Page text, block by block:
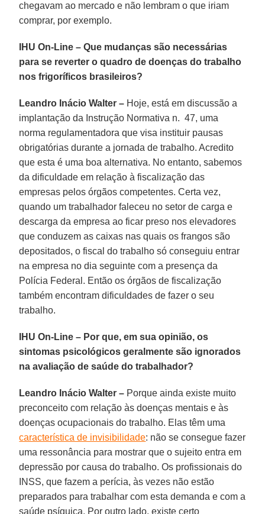
chegavam ao mercado e não lembram o que iriam
comprar, por exemplo.
IHU On-Line – Que mudanças são necessárias
para se reverter o quadro de doenças do trabalho
nos frigoríficos brasileiros?
Leandro Inácio Walter – Hoje, está em discussão a
implantação da Instrução Normativa n. 47, uma
norma regulamentadora que visa instituir pausas
obrigatórias durante a jornada de trabalho. Acredito
que esta é uma boa alternativa. No entanto, sabemos
da dificuldade em relação à fiscalização das
empresas pelos órgãos competentes. Certa vez,
quando um trabalhador faleceu no setor de carga e
descarga da empresa ao ficar preso nos elevadores
que conduzem as caixas nas quais os frangos são
depositados, o fiscal do trabalho só conseguiu entrar
na empresa no dia seguinte com a presença da
Polícia Federal. Então os órgãos de fiscalização
também encontram dificuldades de fazer o seu
trabalho.
IHU On-Line – Por que, em sua opinião, os
sintomas psicológicos geralmente são ignorados
na avaliação de saúde do trabalhador?
Leandro Inácio Walter – Porque ainda existe muito
preconceito com relação às doenças mentais e às
doenças ocupacionais do trabalho. Elas têm uma
característica de invisibilidade: não se consegue fazer
uma ressonância para mostrar que o sujeito entra em
depressão por causa do trabalho. Os profissionais do
INSS, que fazem a perícia, às vezes não estão
preparados para trabalhar com esta demanda e com a
saúde psíquica. Por outro lado, existe certo